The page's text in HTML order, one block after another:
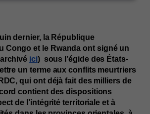
dernier, la République
ici)  sous l’égide des États-
un terme aux conflits meurtriers
qui ont déjà fait des milliers de
contient des dispositions
de l’intégrité territoriale et à